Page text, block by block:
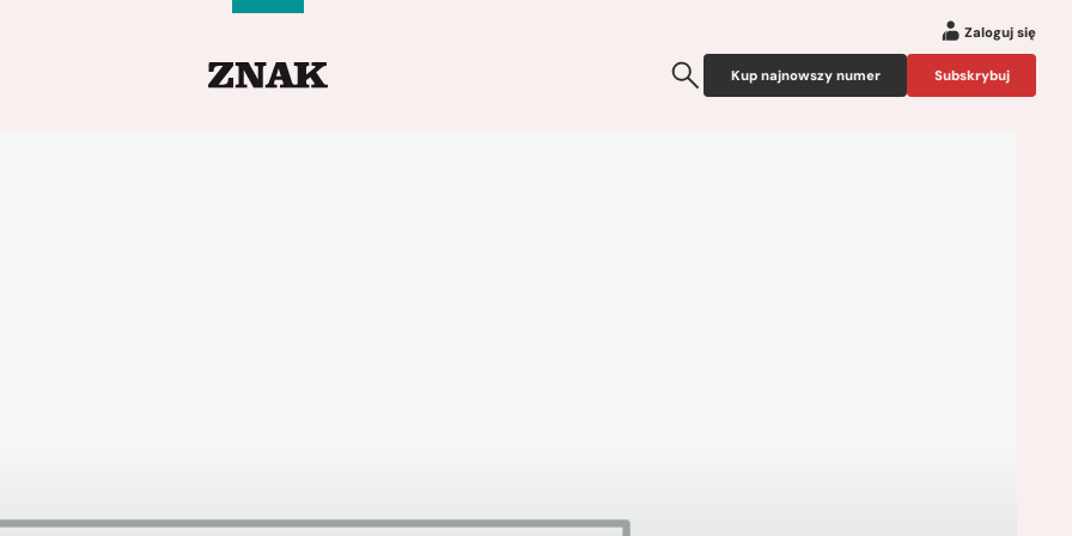
Zaloguj się
Kup najnowszy numer Subskrybuj